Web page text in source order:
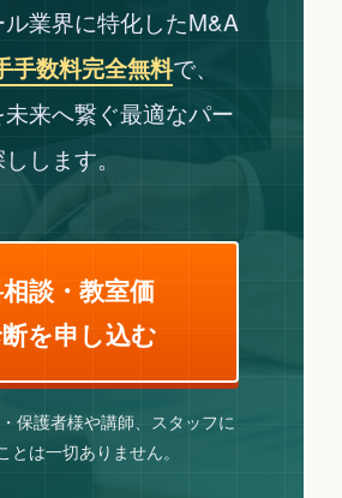
業界に特化したM&A
手数料完全無料で、
来へ繋ぐ最適なパー
します。
談・教室価
を申し込む
保護者様や講師、スタッフに
とは一切ありません。